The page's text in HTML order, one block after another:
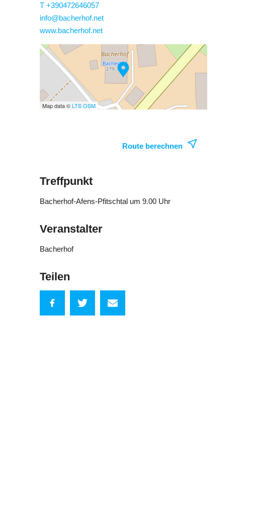
T +390472646057
info@bacherhof.net
www.bacherhof.net
Map data ©LTS OSM
Route berechnen
Treffpunkt
Bacherhof-Afens-Pfitschtal um 9.00 Uhr
Veranstalter
Bacherhof
Teilen